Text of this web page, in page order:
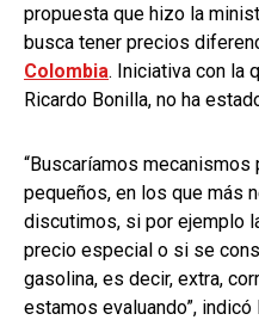
propuesta que hizo la
busca tener precios
Colombia. Iniciativa con la
Ricardo Bonilla, no ha
“Buscaríamos
pequeños, en los que más
discutimos, si por ejemplo
precio especial o si se
gasolina, es decir, extra,
estamos evaluando”,